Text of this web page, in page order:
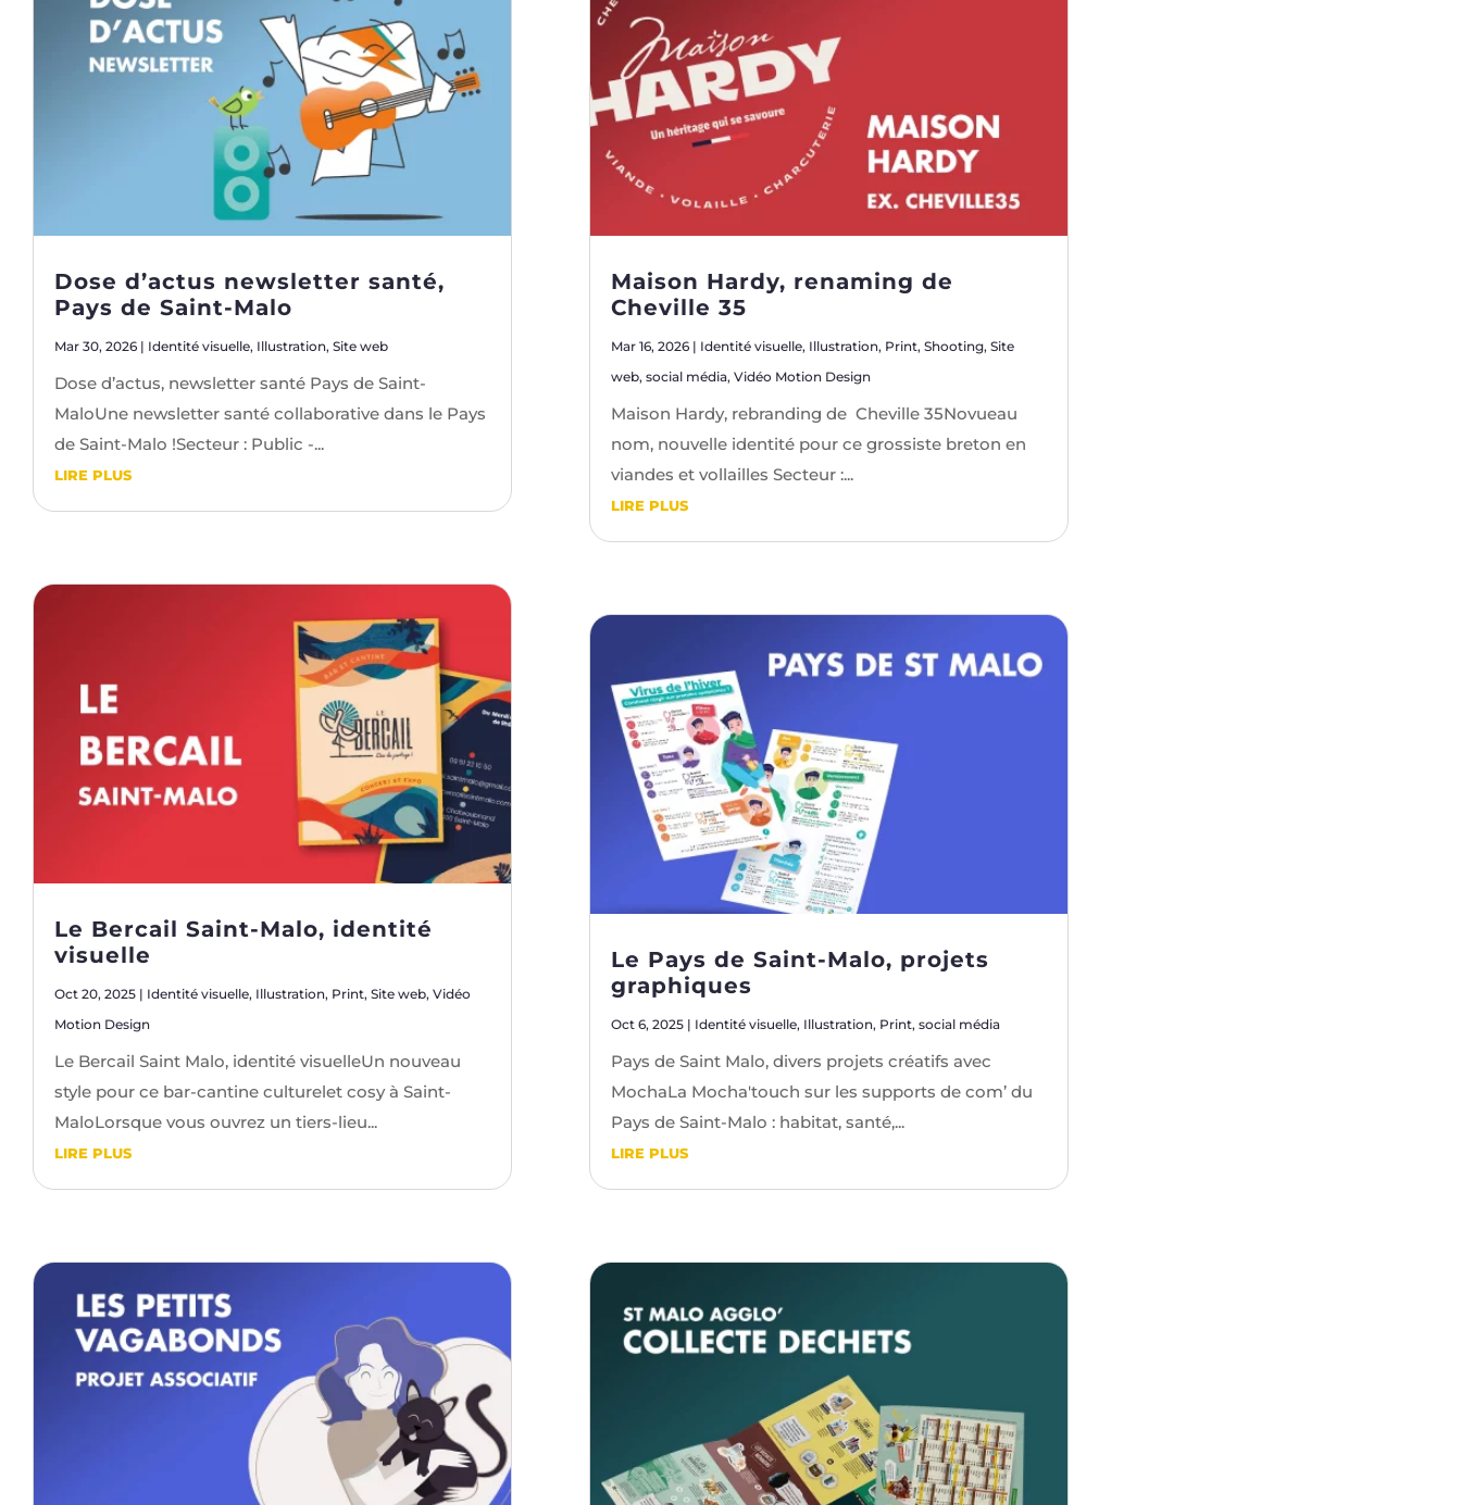
Dose d’actus newsletter santé,
Pays de Saint-Malo
Mar 30, 2026 | Identité visuelle, Illustration, Site web
Dose d’actus, newsletter santé Pays de Saint-
MaloUne newsletter santé collaborative dans le Pays
de Saint-Malo !Secteur : Public -...
LIRE PLUS
Le Bercail Saint-Malo, identité
visuelle
Oct 20, 2025 | Identité visuelle, Illustration, Print, Site web, Vidéo
Motion Design
Le Bercail Saint Malo, identité visuelleUn nouveau
style pour ce bar-cantine culturelet cosy à Saint-
MaloLorsque vous ouvrez un tiers-lieu...
LIRE PLUS
Maison Hardy, renaming de
Cheville 35
Mar 16, 2026 | Identité visuelle, Illustration, Print,Shooting,Site
web,social média,Vidéo Motion Design
Maison Hardy, rebranding de Cheville 35Novueau
nom, nouvelle identité pour ce grossiste breton en
viandes et vollailles Secteur :...
LIRE PLUS
Le Pays de Saint-Malo, projets
graphiques
Oct 6, 2025 | Identité visuelle, Illustration, Print,social média
Pays de Saint Malo, divers projets créatifs avec
MochaLa Mocha'touch sur les supports de com’ du
Pays de Saint-Malo : habitat, santé,...
LIRE PLUS